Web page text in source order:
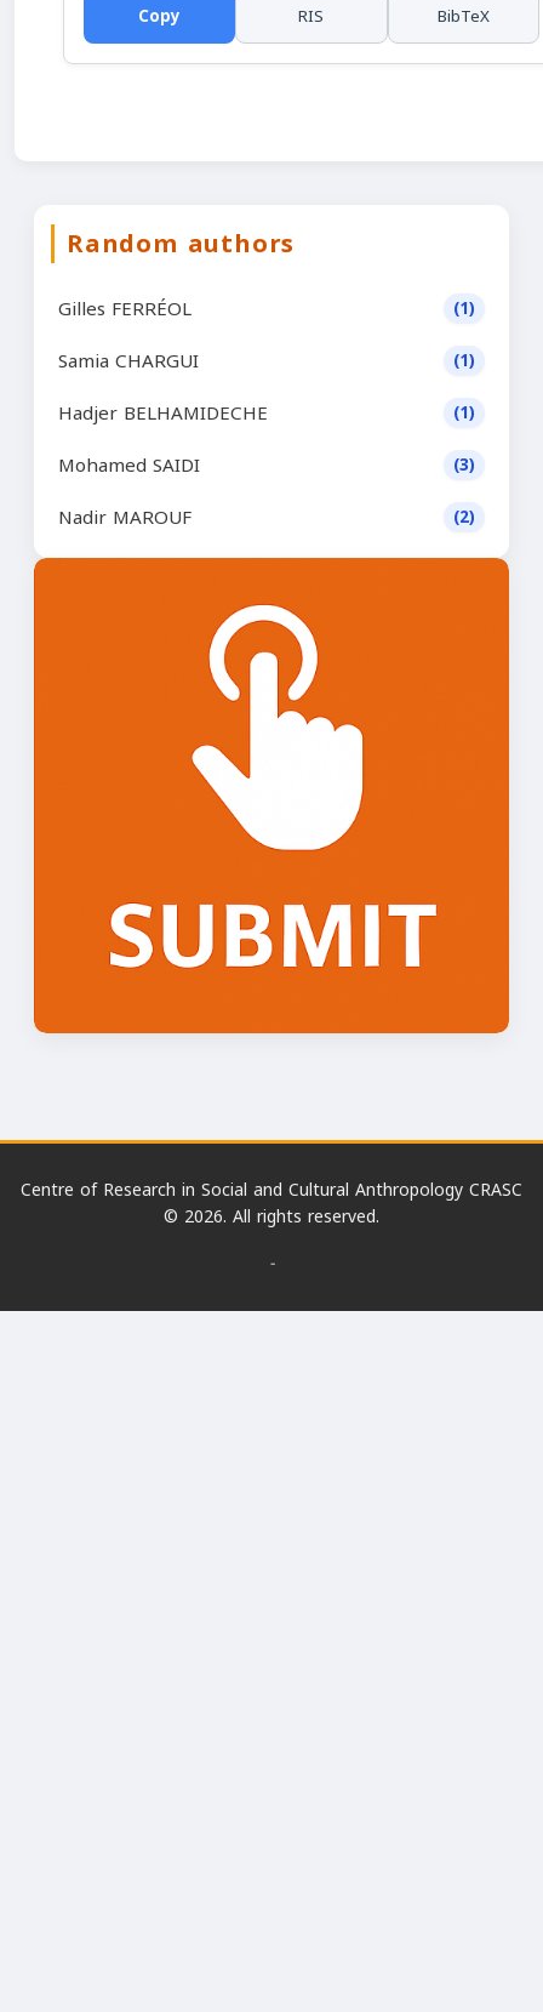
Copy RIS BibTeX
Random authors
Gilles FERRÉOL (1)
Samia CHARGUI (1)
Hadjer BELHAMIDECHE (1)
Mohamed SAIDI (3)
Nadir MAROUF (2)
Centre of Research in Social and Cultural Anthropology CRASC
© 2026. All rights reserved.
-